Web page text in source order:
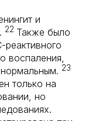
и
22 Также было
воспаления,
23
только на
но